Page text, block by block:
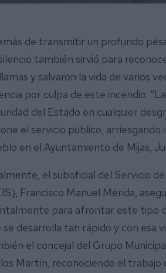
de transmitir un profundo
también sirvió para
y salvaron la vida de varios
por culpa de este incendio.
del Estado en cualquier
el servicio público, arriesgando
en el Ayuntamiento de Mijas,
el suboficial del Servicio
Francisco Manuel Mérida,
para afrontar este tipo
se desarrolla tan rápido y con esa
el concejal del Grupo
Martín, reconociendo el trabajo